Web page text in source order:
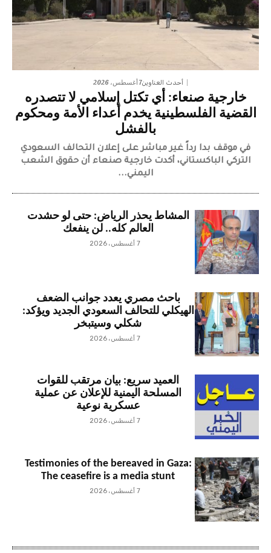
أحدث العناوين7 أغسطس، 2026
خارجية صنعاء: أي تكتل إسلامي لا تتصدره
القضية الفلسطينية يخدم أعداء الأمة ومحكوم
بالفشل
في موقف بدا رداً غير مباشر على إعلان التحالف السعودي
التركي الباكستاني، أكدت خارجية صنعاء أن حقوق الشعب
اليمني...
المشاط يحذر الرياض: حتى لو حشدت
العالم كله.. لن ينفعك
7 أغسطس، 2026
باحث مصري يعدد جوانب الضعف
الهيكلي للتحالف السعودي الجديد ويؤكد:
شكلي وسيتبخر
7 أغسطس، 2026
العميد سريع: بيان مرتقب للقوات
المسلحة اليمنية للإعلان عن عملية
عسكرية نوعية
7 أغسطس، 2026
Testimonies of the bereaved in Gaza:
The ceasefire is a media stunt
7 أغسطس، 2026